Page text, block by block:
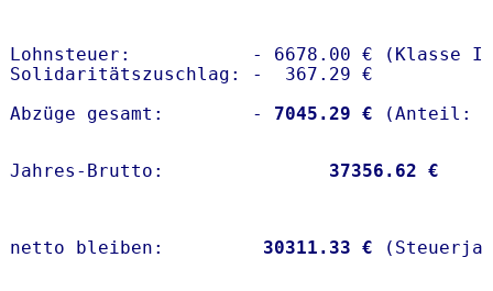
Lohnsteuer:           - 6678.00 € (Klasse I)
Solidaritätszuschlag: -  367.29 €
Abzüge gesamt:        -
7045.29 €
Jahres-Brutto: 37356.62 €
netto bleiben: 30311.33 €